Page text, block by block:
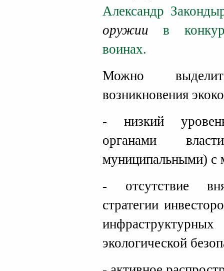
Александр
оружиив
воинах.
Можно
возникновения
- низкий
органами
муниципальными) с
- отсутствие
стратегии
экологической